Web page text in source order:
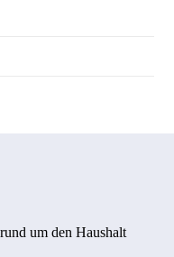
um den Haushalt